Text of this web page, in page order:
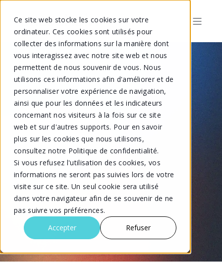
Ce site web stocke les cookies sur votre
ordinateur. Ces cookies sont utilisés pour
collecter des informations sur la manière dont
vous interagissez avec notre site web et nous
permettent de nous souvenir de vous. Nous
utilisons ces informations afin d'améliorer et de
personnaliser votre expérience de navigation,
ainsi que pour les données et les indicateurs
concernant nos visiteurs à la fois sur ce site
web et sur d'autres supports. Pour en savoir
plus sur les cookies que nous utilisons,
consultez notre Politique de confidentialité.
Si vous refusez l'utilisation des cookies, vos
informations ne seront pas suivies lors de votre
visite sur ce site. Un seul cookie sera utilisé
dans votre navigateur afin de se souvenir de ne
pas suivre vos préférences.
Accepter
Refuser
Actualités